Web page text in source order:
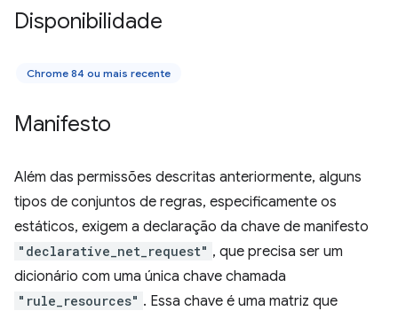
Disponibilidade
Chrome 84 ou mais recente
Manifesto
Além das permissões descritas anteriormente, alguns
tipos de conjuntos de regras, especificamente os
estáticos, exigem a declaração da chave de manifesto
"declarative_net_request" , que precisa ser um
dicionário com uma única chave chamada
"rule_resources" . Essa chave é uma matriz que